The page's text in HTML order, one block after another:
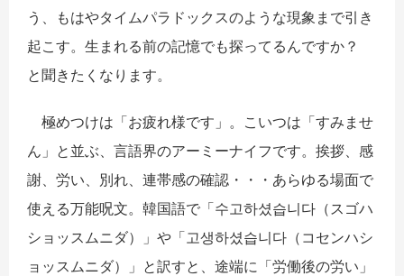
う、もはやタイムパラドックスのような現象まで引き
起こす。生まれる前の記憶でも探ってるんですか？
と聞きたくなります。
極めつけは「お疲れ様です 」。こいつは「すみませ
ん」と並ぶ、言語界のアーミーナイフです。挨拶、感
謝、労い、別れ、連帯感の確認・・・ あらゆる場面で
使える万能呪文。韓国語で「수고하셨습니다 （スゴハ
ショッスムニダ）」や「고생하셨습니다 （コセンハシ
ョッスムニダ）」と訳すと、途端に「労働後の労い」